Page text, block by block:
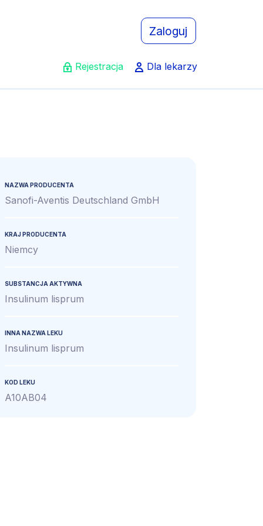
Zaloguj
Rejestracja Dla lekarzy
NAZWA PRODUCENTA
Sanofi-Aventis Deutschland GmbH
KRAJ PRODUCENTA
Niemcy
SUBSTANCJA AKTYWNA
Insulinum lisprum
INNA NAZWA LEKU
Insulinum lisprum
KOD LEKU
A10AB04